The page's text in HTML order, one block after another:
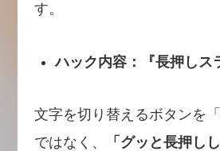
す。
ハック内容：『長押しス
文字を切り替えるボタンを
ではなく、
「グッと長押し